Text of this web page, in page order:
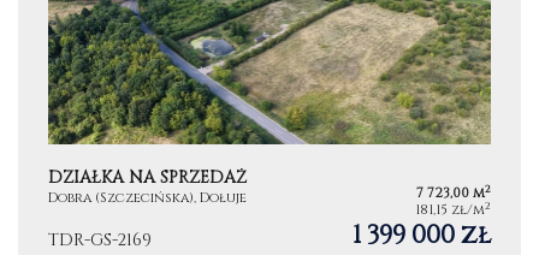
DZIAŁKA NA SPRZEDAŻ
Dobra (Szczecińska), Dołuje 7 723,00 m2
181,15 zł/m2
TDR-GS-2169 1 399 000 zł